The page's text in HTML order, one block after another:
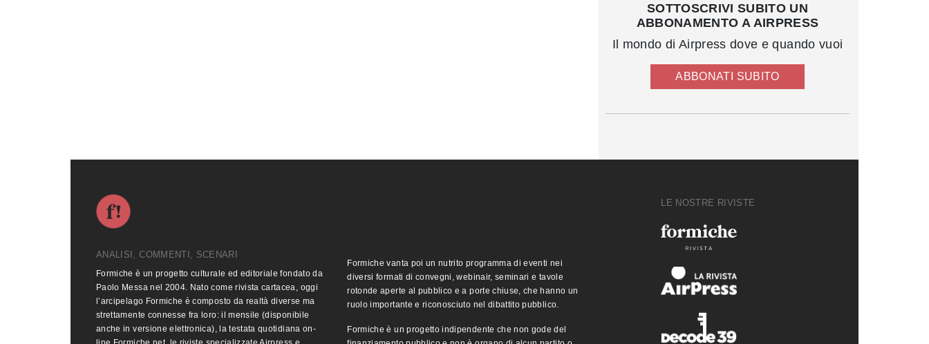
SOTTOSCRIVI SUBITO UN
ABBONAMENTO A AIRPRESS
Il mondo di Airpress dove e quando vuoi
ABBONATI SUBITO
ANALISI, COMMENTI, SCENARI
Formiche è un progetto culturale ed editoriale fondato da
Paolo Messa nel 2004. Nato come rivista cartacea, oggi
l’arcipelago Formiche è composto da realtà diverse ma
strettamente connesse fra loro: il mensile (disponibile
anche in versione elettronica), la testata quotidiana on-
Formiche vanta poi un nutrito programma di eventi nei
diversi formati di convegni, webinair, seminari e tavole
rotonde aperte al pubblico e a porte chiuse, che hanno un
ruolo importante e riconosciuto nel dibattito pubblico.
Formiche è un progetto indipendente che non gode del
LE NOSTRE RIVISTE